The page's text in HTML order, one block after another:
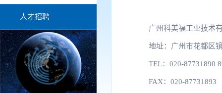
人才招聘
广州科美福工业技术
地址：广州市花都区
TEL：020-87731890
FAX：020-87731893